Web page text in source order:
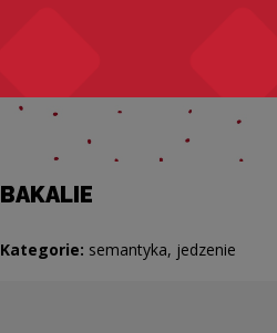
BAKALIE
Kategorie: semantyka, jedzenie